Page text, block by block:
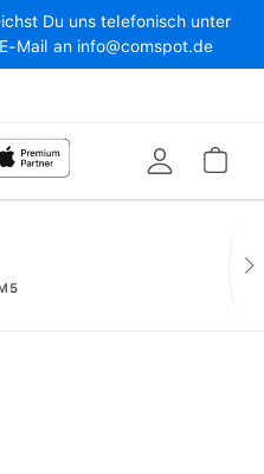
Du uns telefonisch unter
Mail an info@comspot.de